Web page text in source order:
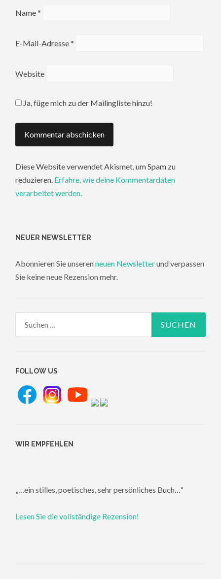
Name*
E-Mail-Adresse*
Website
Ja, füge mich zu der Mailingliste hinzu!
Diese Website verwendet Akismet, um Spam zu
reduzieren. Erfahre, wie deine Kommentardaten
verarbeitet werden.
NEUER NEWSLETTER
Abonnieren Sie unserenneuen Newsletterund verpassen
Sie keine neue Rezension mehr.
FOLLOW US
WIR EMPFEHLEN
„…ein stilles, poetisches, sehr persönliches Buch…“
Lesen Sie die vollständige Rezension!